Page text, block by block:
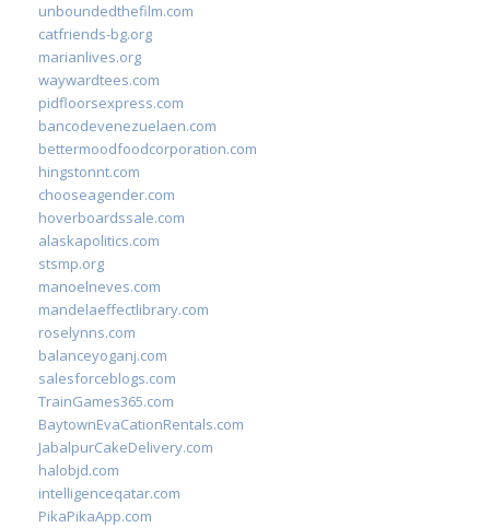
unboundedthefilm.com
catfriends-bg.org
marianlives.org
waywardtees.com
pidfloorsexpress.com
bancodevenezuelaen.com
bettermoodfoodcorporation.com
hingstonnt.com
chooseagender.com
hoverboardssale.com
alaskapolitics.com
stsmp.org
manoelneves.com
mandelaeffectlibrary.com
roselynns.com
balanceyoganj.com
salesforceblogs.com
TrainGames365.com
BaytownEvaCationRentals.com
JabalpurCakeDelivery.com
halobjd.com
intelligenceqatar.com
PikaPikaApp.com